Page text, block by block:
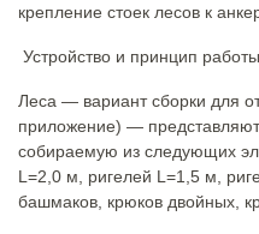
крепление стоек лесов к
Устройство и принцип работы
Леса — вариант сборки для
приложение) — представляют
собираемую из следующих
L=2,0 м, ригелей L=1,5 м,
башмаков, крюков двойных,